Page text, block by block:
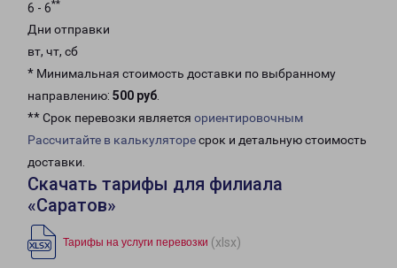
6 - 6**
Дни отправки
вт, чт, сб
* Минимальная стоимость доставки по выбранному
направлению: 500 руб.
** Срок перевозки является ориентировочным
Рассчитайте в калькуляторесрок и детальную стоимость
доставки.
Скачать тарифы для филиала
«Саратов»
Тарифы на услуги перевозки (xlsx)